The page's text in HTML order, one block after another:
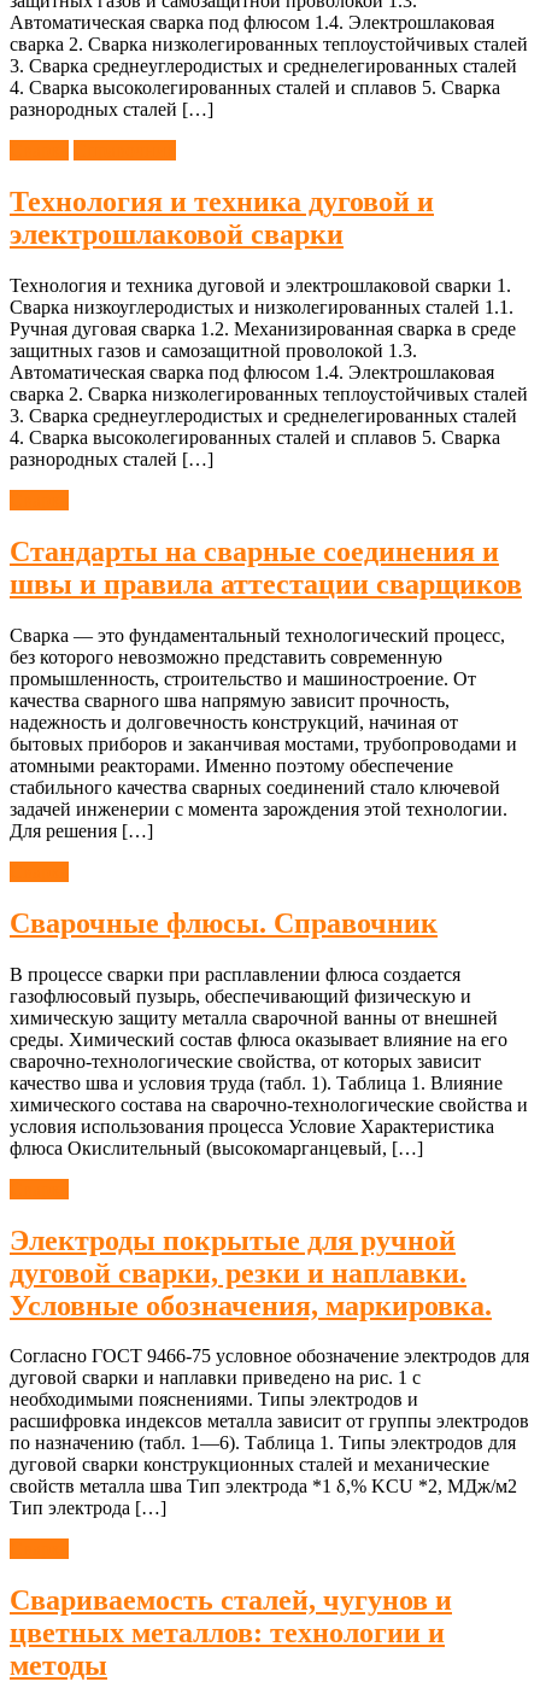
Автоматическая сварка под флюсом 1.4. Электрошлаковая
сварка 2. Сварка низколегированных теплоустойчивых сталей
3. Сварка среднеуглеродистых и среднелегированных сталей
4. Сварка высоколегированных сталей и сплавов 5. Сварка
разнородных сталей […]
Технология и техника дуговой и
электрошлаковой сварки
Технология и техника дуговой и электрошлаковой сварки 1.
Сварка низкоуглеродистых и низколегированных сталей 1.1.
Ручная дуговая сварка 1.2. Механизированная сварка в среде
защитных газов и самозащитной проволокой 1.3.
Автоматическая сварка под флюсом 1.4. Электрошлаковая
сварка 2. Сварка низколегированных теплоустойчивых сталей
3. Сварка среднеуглеродистых и среднелегированных сталей
4. Сварка высоколегированных сталей и сплавов 5. Сварка
разнородных сталей […]
Стандарты на сварные соединения и
швы и правила аттестации сварщиков
Сварка — это фундаментальный технологический процесс,
без которого невозможно представить современную
промышленность, строительство и машиностроение. От
качества сварного шва напрямую зависит прочность,
надежность и долговечность конструкций, начиная от
бытовых приборов и заканчивая мостами, трубопроводами и
атомными реакторами. Именно поэтому обеспечение
стабильного качества сварных соединений стало ключевой
задачей инженерии с момента зарождения этой технологии.
Для решения […]
Сварочные флюсы. Справочник
В процессе сварки при расплавлении флюса создается
газофлюсовый пузырь, обеспечивающий физическую и
химическую защиту металла сварочной ванны от внешней
среды. Химический состав флюса оказывает влияние на его
сварочно-технологические свойства, от которых зависит
качество шва и условия труда (табл. 1). Таблица 1. Влияние
химического состава на сварочно-технологические свойства и
условия использования процесса Условие Характеристика
флюса Окислительный (высокомарганцевый, […]
Электроды покрытые для ручной
дуговой сварки, резки и наплавки.
Условные обозначения, маркировка.
Согласно ГОСТ 9466-75 условное обозначение электродов для
дуговой сварки и наплавки приведено на рис. 1 с
необходимыми пояснениями. Типы электродов и
расшифровка индексов металла зависит от группы электродов
по назначению (табл. 1—6). Таблица 1. Типы электродов для
дуговой сварки конструкционных сталей и механические
свойств металла шва Тип электрода *1 δ,% KCU *2, МДж/м2
Тип электрода […]
Свариваемость сталей, чугунов и
цветных металлов: технологии и
методы